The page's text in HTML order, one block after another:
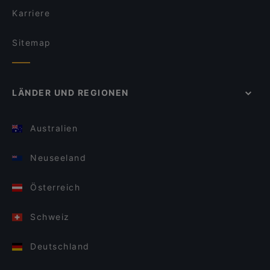
Karriere
Sitemap
LÄNDER UND REGIONEN
Australien
Neuseeland
Österreich
Schweiz
Deutschland